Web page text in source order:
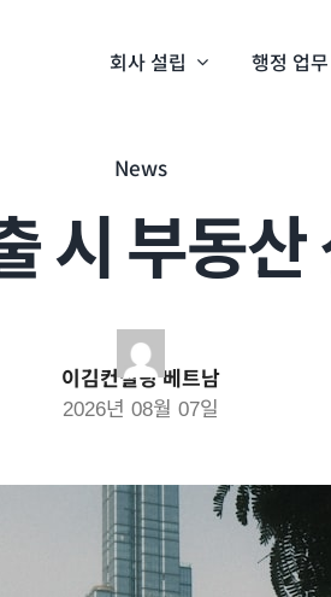
회사 설립 행정 업무
News
시 부동
이김컨설팅 베트남
2026년 08월 07일